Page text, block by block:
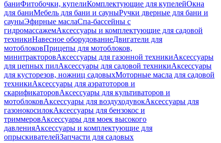
баниФитобочки, купелиКомплектующие для купелейОкна
для баниМебель для бани и сауныРучки дверные для бани и
сауныЭфирные маслаСпа-бассейны с
гидромассажемАксессуары и комплектующие для садовой
техникиНавесное оборудованиеДвигатели для
мотоблоковПрицепы для мотоблоков,
минитракторовАксессуары для газонной техникиАксессуары
для цепных пилАксессуары для садовой техникиАксессуары
для кусторезов, ножниц садовыхМоторные масла для садовой
техникиАксессуары для аэратоторов и
скарификаторовАксессуары для культиваторов и
мотоблоковАксессуары для воздуходувокАксессуары для
газонокосилокАксессуары для бензокос и
триммеровАксессуары для моек высокого
давленияАксессуары и комплектующие для
опрыскивателейЗапчасти для садовых